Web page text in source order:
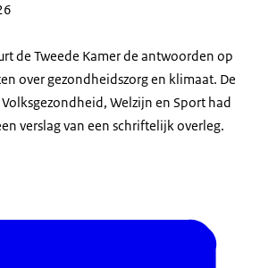
de Tweede Kamer de antwoorden op
over gezondheidszorg en klimaat. De
Welzijn en Sport had
verslag van een schriftelijk overleg.